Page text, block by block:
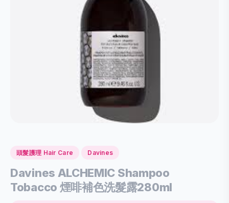
頭髮護理 Hair Care Davines
Davines ALCHEMIC Shampoo
Tobacco 煙啡補色洗髮露280ml